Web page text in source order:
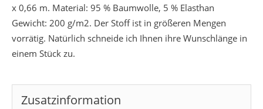
x 0,66 m. Material: 95 % Baumwolle, 5 % Elasthan
Gewicht: 200 g/m2. Der Stoff ist in größeren Mengen
vorrätig. Natürlich schneide ich Ihnen ihre Wunschlänge in
einem Stück zu.
Zusatzinformation